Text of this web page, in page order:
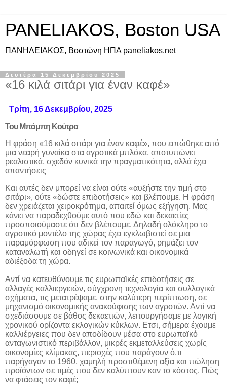
PANELIAKOS, Boston USA
ΠAΝΗΛΕΙΑΚΟΣ, Βοστώνη ΗΠΑ paneliakos.net
Δευτέρα 15 Δεκεμβρίου 2025
«16 κιλά σιτάρι για έναν καφέ»
Τρίτη, 16 Δεκεμβρίου, 2025
Του Μπάμπη Κούτρα
Η φράση «16 κιλά σιτάρι για έναν καφέ», που ειπώθηκε από
μια νεαρή γυναίκα στα αγροτικά μπλόκα, αποτυπώνει
ρεαλιστικά, σχεδόν κυνικά την πραγματικότητα, αλλά έχει
απαντήσεις
Και αυτές δεν μπορεί να είναι ούτε «αυξήστε την τιμή στο
σιτάρι», ούτε «δώστε επιδοτήσεις» και βλέπουμε. Η φράση
δεν χρειάζεται χειροκρότημα, απαιτεί όμως εξήγηση. Μας
κάνει να παραδεχθούμε αυτό που εδώ και δεκαετίες
προσποιούμαστε ότι δεν βλέπουμε. Δηλαδή ολόκληρο το
αγροτικό μοντέλο της χώρας έχει εγκλωβιστεί σε μια
παραμόρφωση που αδικεί τον παραγωγό, ρημάζει τον
καταναλωτή και οδηγεί σε κοινωνικά και οικονομικά
αδιέξοδα τη χώρα.
Αντί να κατευθύνουμε τις ευρωπαϊκές επιδοτήσεις σε
αλλαγές καλλιεργειών, σύγχρονη τεχνολογία και συλλογικά
σχήματα, τις μετατρέψαμε, στην καλύτερη περίπτωση, σε
μηχανισμό οικονομικής ανακούφισης των αγροτών. Αντί να
σχεδιάσουμε σε βάθος δεκαετιών, λειτουργήσαμε με λογική
χρονικού ορίζοντα εκλογικών κύκλων. Ετσι, σήμερα έχουμε
καλλιέργειες που δεν αποδίδουν μέσα στο ευρωπαϊκό
ανταγωνιστικό περιβάλλον, μικρές εκμεταλλεύσεις χωρίς
οικονομίες κλίμακας, περιοχές που παράγουν ό,τι
παρήγαγαν το 1960, χαμηλή προστιθέμενη αξία και πώληση
προϊόντων σε τιμές που δεν καλύπτουν καν το κόστος. Πώς
να φτάσεις τον καφέ;